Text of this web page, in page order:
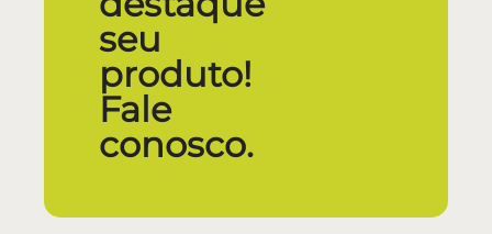
seu
produto!
Fale
conosco.